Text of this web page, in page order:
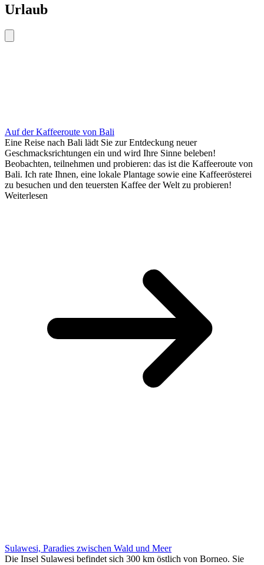
Urlaub
Auf der Kaffeeroute von Bali
Eine Reise nach Bali lädt Sie zur Entdeckung neuer
Geschmacksrichtungen ein und wird Ihre Sinne beleben!
Beobachten, teilnehmen und probieren: das ist die Kaffeeroute von
Bali. Ich rate Ihnen, eine lokale Plantage sowie eine Kaffeerösterei
zu besuchen und den teuersten Kaffee der Welt zu probieren!
Weiterlesen
Sulawesi, Paradies zwischen Wald und Meer
Die Insel Sulawesi befindet sich 300 km östlich von Borneo. Sie